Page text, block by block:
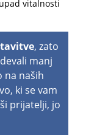
vitalnosti
, zato
manj
na naših
ki se vam
prijatelji, jo